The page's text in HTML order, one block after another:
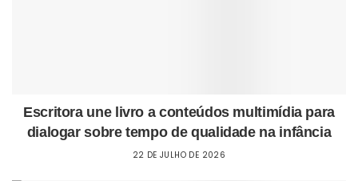
Escritora une livro a conteúdos multimídia para
dialogar sobre tempo de qualidade na infância
22 DE JULHO DE 2026